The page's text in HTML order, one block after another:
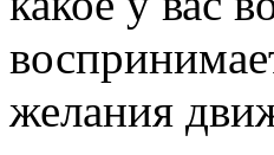
желания